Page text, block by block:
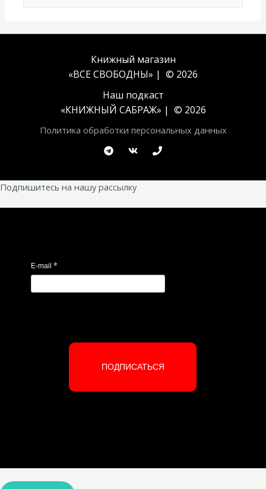
Книжный магазин
«ВСЕ СВОБОДНЫ» | © 2026
Наш подкаст
«КНИЖНЫЙ САБРАЖ» | © 2026
Политика обработки персональных данных
Подпишитесь на нашу рассылку
E-mail *
ПОДПИСАТЬСЯ